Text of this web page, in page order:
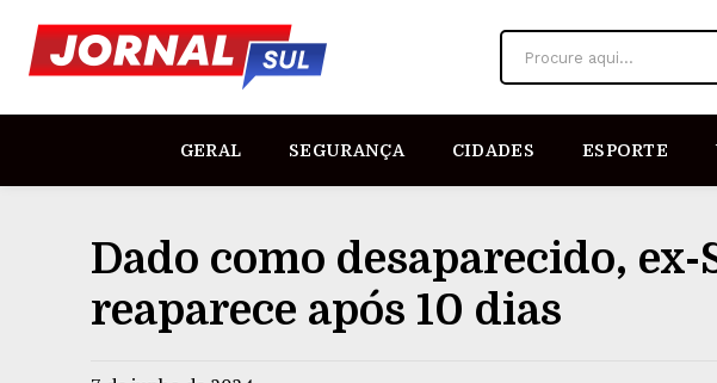
Procure aqui...
GERAL SEGURANÇA CIDADES ESPORTE
Dado como desaparecido, ex-
reaparece após 10 dias